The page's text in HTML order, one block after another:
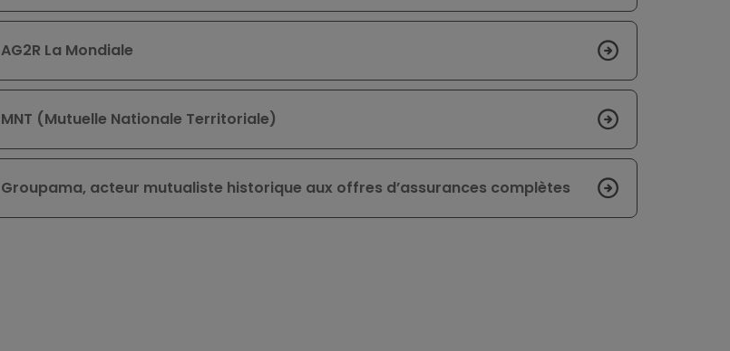
AG2R La Mondiale
MNT (Mutuelle Nationale Territoriale)
Groupama, acteur mutualiste historique aux offres d’assurances complètes